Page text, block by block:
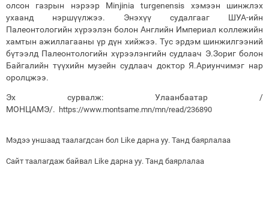
олсон газрын нэрээр Minjinia turgenensis хэмээн шинжлэх
ухаанд нэршүүлжээ. Энэхүү судалгааг ШУА-ийн
Палеонтологийн хүрээлэн болон Английн Империал коллежийн
хамтын ажиллагааны үр дүн хийжээ. Тус эрдэм шинжилгээний
бүтээлд Палеонтологийн хүрээлэнгийн судлаач Э.Зориг болон
Байгалийн түүхийн музейн судлаач доктор Я.Ариунчимэг нар
оролцжээ.
Эх сурвалж: Улаанбаатар /
МОНЦАМЭ/. https://www.montsame.mn/mn/read/236890
Мэдээ уншаад таалагдсан бол Like дарна уу. Танд баярлалаа
Сайт таалагдаж байвал Like дарна уу. Танд баярлалаа